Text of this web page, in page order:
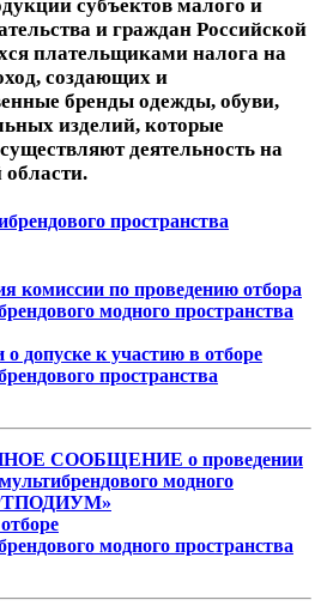
субъектов малого и
и граждан Российской
плательщиками налога на
создающих и
бренды одежды, обуви,
изделий, которые
деятельность на
пространства
комиссии по проведению отбора
модного пространства
допуске к участию в отборе
пространства
СООБЩЕНИЕ о проведении
модного
модного пространства